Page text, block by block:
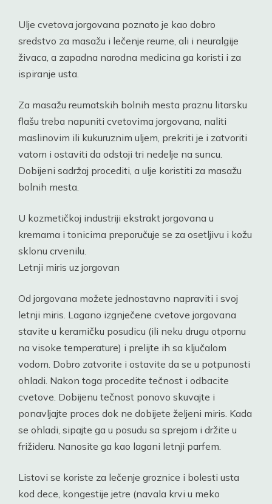
Ulje cvetova jorgovana poznato je kao dobro
sredstvo za masažu i lečenje reume, ali i neuralgije
živaca, a zapadna narodna medicina ga koristi i za
ispiranje usta.
Za masažu reumatskih bolnih mesta praznu litarsku
flašu treba napuniti cvetovima jorgovana, naliti
maslinovim ili kukuruznim uljem, prekriti je i zatvoriti
vatom i ostaviti da odstoji tri nedelje na suncu.
Dobijeni sadržaj procediti, a ulje koristiti za masažu
bolnih mesta.
U kozmetičkoj industriji ekstrakt jorgovana u
kremama i tonicima preporučuje se za osetljivu i kožu
sklonu crvenilu.
Letnji miris uz jorgovan
Od jorgovana možete jednostavno napraviti i svoj
letnji miris. Lagano izgnječene cvetove jorgovana
stavite u keramičku posudicu (ili neku drugu otpornu
na visoke temperature) i prelijte ih sa ključalom
vodom. Dobro zatvorite i ostavite da se u potpunosti
ohladi. Nakon toga procedite tečnost i odbacite
cvetove. Dobijenu tečnost ponovo skuvajte i
ponavljajte proces dok ne dobijete željeni miris. Kada
se ohladi, sipajte ga u posudu sa sprejom i držite u
frižideru. Nanosite ga kao lagani letnji parfem.
Listovi se koriste za lečenje groznice i bolesti usta
kod dece, kongestije jetre (navala krvi u meko